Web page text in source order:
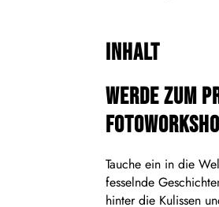
Inhalt
Werde zum
Tauche ein in die
fesselnde
hinter die Kulissen